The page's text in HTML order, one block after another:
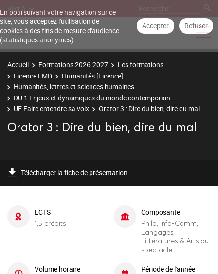
En poursuivant votre navigation sur ce
site, vous acceptez l'utilisation de
cookies à des fins de mesure d'audience
(statistiques anonymes).
Accepter Refuser
Aller à
Accueil Formations 2026-2027
Les formations
Licence LMD
Humanités [Licence]
Humanités, lettres et sciences humaines
DU 1 Enjeux et dynamiques du monde contemporain
UE Faire entendre sa voix
Orator 3 : Dire du bien, dire du mal
Orator 3 : Dire du bien, dire du mal
Télécharger la fiche de présentation
ECTS
1,5 crédits
Composante
Philo, Info-Comm,
Langages,
Littératures & Arts du
spectacle
Volume horaire Période de l'année